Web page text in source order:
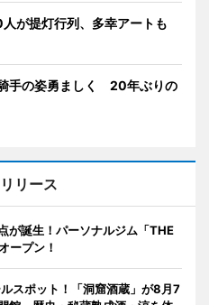
が提灯行列、多幸アートも
手の姿勇ましく 20年ぶりの
リース
が誕生！パーソナルジム「THE
ープン！
スポット！「洞窟酒蔵」が8月7